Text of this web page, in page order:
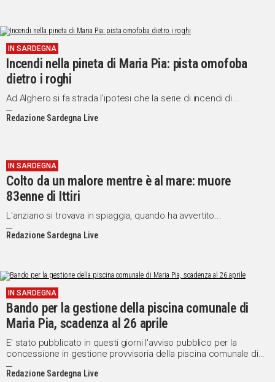
IN SARDEGNA
Incendi nella pineta di Maria Pia: pista omofoba
dietro i roghi
Ad Alghero si fa strada l'ipotesi che la serie di incendi di...
Redazione Sardegna Live
IN SARDEGNA
Colto da un malore mentre è al mare: muore
83enne di Ittiri
L'anziano si trovava in spiaggia, quando ha avvertito...
Redazione Sardegna Live
IN SARDEGNA
Bando per la gestione della piscina comunale di
Maria Pia, scadenza al 26 aprile
E' stato pubblicato in questi giorni l'avviso pubblico per la
concessione in gestione provvisoria della piscina comunale di
Maria Pia. La durata della concessione è di quattro mesi (
Giugno-Luglio-Agosto-Settembre ).
Redazione Sardegna Live